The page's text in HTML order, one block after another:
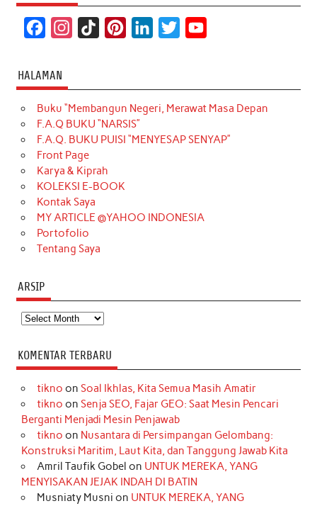
c
e
b
o
o
k
t
a
g
r
a
m
T
o
k
t
e
r
k
e
d
t
t
e
T
u
b
HALAMAN
Buku “Membangun Negeri, Merawat Masa Depan
F.A.Q BUKU “NARSIS”
F.A.Q. BUKU PUISI “MENYESAP SENYAP”
Front Page
Karya & Kiprah
KOLEKSI E-BOOK
Kontak Saya
MY ARTICLE @YAHOO INDONESIA
Portofolio
Tentang Saya
ARSIP
Arsip
KOMENTAR TERBARU
tikno on Soal Ikhlas, Kita Semua Masih Amatir
tikno on Senja SEO, Fajar GEO: Saat Mesin Pencari
Berganti Menjadi Mesin Penjawab
tikno on Nusantara di Persimpangan Gelombang:
Konstruksi Maritim, Laut Kita, dan Tanggung Jawab Kita
Amril Taufik Gobel on UNTUK MEREKA, YANG
MENYISAKAN JEJAK INDAH DI BATIN
Musniaty Musni on UNTUK MEREKA, YANG